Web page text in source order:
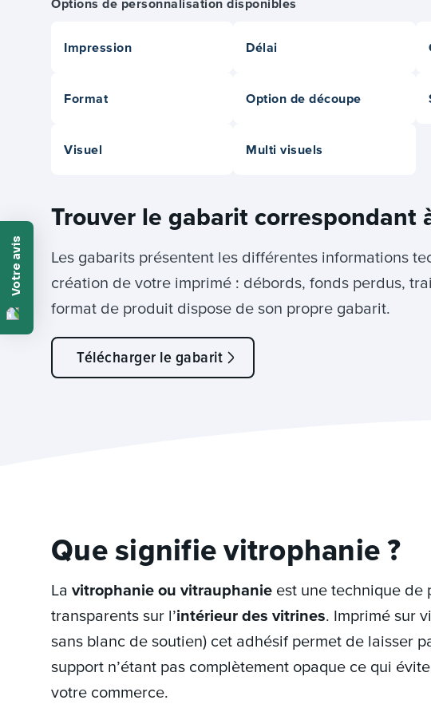
Options de personnalisation disponibles
Impression Délai
Format Option de découpe
Visuel Multi visuels
Trouver le gabarit correspondant
Les gabarits présentent les différentes informations
création de votre imprimé : débords, fonds perdus,
format de produit dispose de son propre gabarit.
Télécharger le gabarit
Que signifie vitrophanie ?
La vitrophanie ou vitrauphanie est une technique de
transparents sur l’intérieur des vitrines. Imprimé sur
sans blanc de soutien) cet adhésif permet de laisser
support n’étant pas complètement opaque ce qui
votre commerce.